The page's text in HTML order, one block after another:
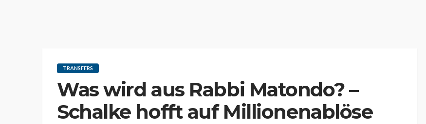
TRANSFERS
Was wird aus Rabbi Matondo? –
Schalke hofft auf Millionenablöse